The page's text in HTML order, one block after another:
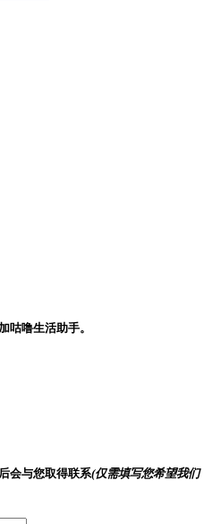
咕噜生活助手。
会与您取得联系(仅需填写您希望我们